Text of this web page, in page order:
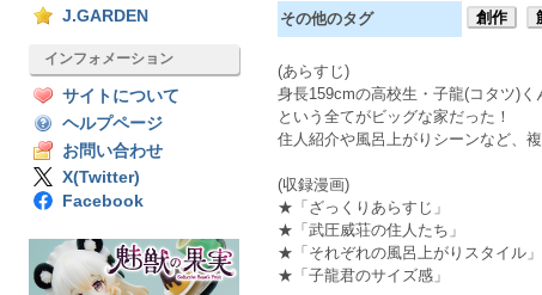
J.GARDEN
インフォメーション
サイトについて
ヘルプページ
お問い合わせ
X(Twitter)
Facebook
その他のタグ 創作
(あらすじ)
身長159cmの高校生・子龍(コタツ)
という全てがビッグな家だった！
住人紹介や風呂上がりシーンなど、
(収録漫画)
★「ざっくりあらすじ」
★「武圧威荘の住人たち」
★「それぞれの風呂上がりスタイル」
★「子龍君のサイズ感」